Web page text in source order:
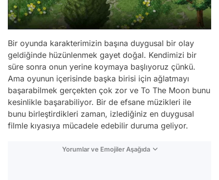
Bir oyunda karakterimizin başına duygusal bir olay
geldiğinde hüzünlenmek gayet doğal. Kendimizi bir
süre sonra onun yerine koymaya başlıyoruz çünkü.
Ama oyunun içerisinde başka birisi için ağlatmayı
başarabilmek gerçekten çok zor ve To The Moon bunu
kesinlikle başarabiliyor. Bir de efsane müzikleri ile
bunu birleştirdikleri zaman, izlediğiniz en duygusal
filmle kıyasıya mücadele edebilir duruma geliyor.
Yorumlar ve Emojiler Aşağıda